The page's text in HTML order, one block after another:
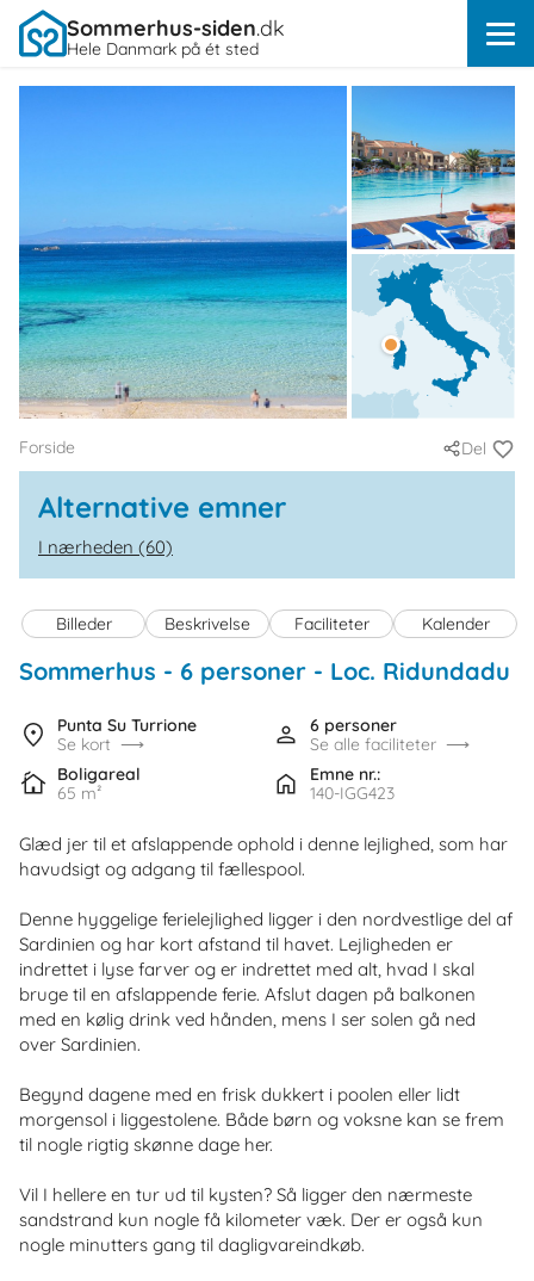
Sommerhus-siden.dk
Hele Danmark på ét sted
Forside Del
Alternative emner
I nærheden (60)
Billeder Beskrivelse Faciliteter Kalender
Sommerhus - 6 personer - Loc. Ridundadu
Punta Su Turrione
Se kort
6 personer
Se alle faciliteter
Boligareal
65 m²
Emne nr.:
140-IGG423
Glæd jer til et afslappende ophold i denne lejlighed, som har
havudsigt og adgang til fællespool.
Denne hyggelige ferielejlighed ligger i den nordvestlige del af
Sardinien og har kort afstand til havet. Lejligheden er
indrettet i lyse farver og er indrettet med alt, hvad I skal
bruge til en afslappende ferie. Afslut dagen på balkonen
med en kølig drink ved hånden, mens I ser solen gå ned
over Sardinien.
Begynd dagene med en frisk dukkert i poolen eller lidt
morgensol i liggestolene. Både børn og voksne kan se frem
til nogle rigtig skønne dage her.
Vil I hellere en tur ud til kysten? Så ligger den nærmeste
sandstrand kun nogle få kilometer væk. Der er også kun
nogle minutters gang til dagligvareindkøb.